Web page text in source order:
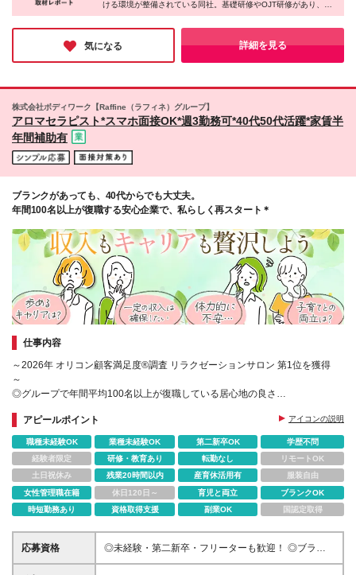
の地域 ⇒月給23万～50万円＋各種手当＋インセンテ
3ヶ月～6ヶ月は契約社員となり、月給23万円以上
（みなし残業代17,000円/11時間相当分含む） ※超過
海道・青森・岩手・宮城・秋田・山形・福島) 中国・
四国エリア(鳥取・島根・岡山・広島・徳島・香川・
愛媛) 九州・沖縄エリア(佐賀・長崎・熊本・大分・宮
崎・鹿児島・沖縄)
ける環境が整備されている同社。基礎研修やOJT研修があり、独
り立ちまで約1ヵ月の期間をかけじっくりお仕事を学べるそう。
「お客様のキレイを支えたい」「美容業界で働きたい」方は、ぜ
ひお気軽にご応募ください！
気になる 詳細を見る
株式会社ボディワーク【Raffine（ラフィネ）グループ】
アロマセラピスト*スマホ面接OK*週3勤務可*40代50代活躍*家賃半
年間補助有
ブランクがあっても、40代からでも大丈夫。
年間100名以上が復職する安心企業で、私らしく再スタート＊
仕事内容
～2026年 オリコン顧客満足度®調査 リラクゼーションサロン 第1位を獲得
～
◎グループで年間平均100名以上が復職している居心地の良さ
◎週3日から柔軟に働ける！
アピールポイント アイコンの説明
職種未経験OK 業種未経験OK 第二新卒OK
学歴不問
経験者限定
研修・教育あり 転勤なし
リモートOK
土日祝休み
残業20時間以内 産育休活用有
服装自由
女性管理職在籍
休日120日～ 育児と両立
ブランクOK
時短勤務あり
資格取得支援 副業OK 国認定取得
応募資格
◎未経験・第二新卒・フリーターも歓迎！ ◎ブラン
クのある方も歓迎します！ ◎学歴不問 現在全国で活